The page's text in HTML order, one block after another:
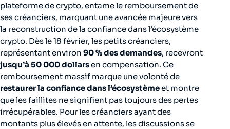
plateforme de crypto, entame le remboursement de
ses créanciers, marquant une avancée majeure vers
la reconstruction de la confiance dans l’écosystème
crypto. Dès le 18 février, les petits créanciers,
représentant environ 90 % des demandes, recevront
jusqu’à 50 000 dollarsen compensation. Ce
remboursement massif marque une volonté de
restaurer la confiance dans l’écosystèmeet montre
que les faillites ne signifient pas toujours des pertes
irrécupérables. Pour les créanciers ayant des
montants plus élevés en attente, les discussions se